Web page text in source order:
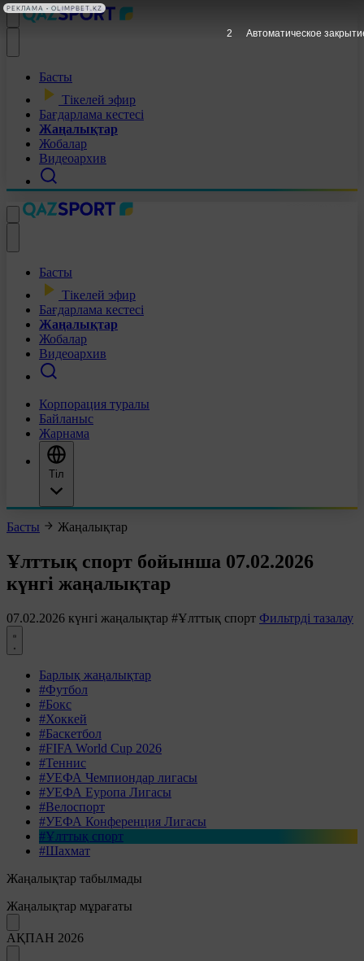
Басты
Тікелей эфир
Бағдарлама кестесі
Жаңалықтар
Жобалар
Видеоархив
Басты
Тікелей эфир
Бағдарлама кестесі
Жаңалықтар
Жобалар
Видеоархив
Корпорация туралы
Байланыс
Жарнама
Тіл
Басты Жаңалықтар
Ұлттық спорт бойынша 07.02.2026
күнгі жаңалықтар
07.02.2026 күнгі жаңалықтар #Ұлттық спорт Фильтрді тазалау
Барлық жаңалықтар
#Футбол
#Бокс
#Хоккей
#Баскетбол
#FIFA World Cup 2026
#Теннис
#УЕФА Чемпиондар лигасы
#УЕФА Еуропа Лигасы
#Велоспорт
#УЕФА Конференция Лигасы
#Ұлттық спорт
#Шахмат
Жаңалықтар табылмады
Жаңалықтар мұрағаты
АҚПАН 2026
1 Автоматическое
РЕКЛАМА • OLIMPBET.KZ